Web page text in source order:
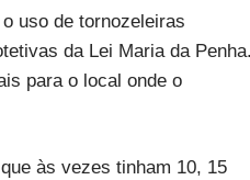
uso de tornozeleiras
da Lei Maria da
para o local onde o
às vezes tinham 10, 15